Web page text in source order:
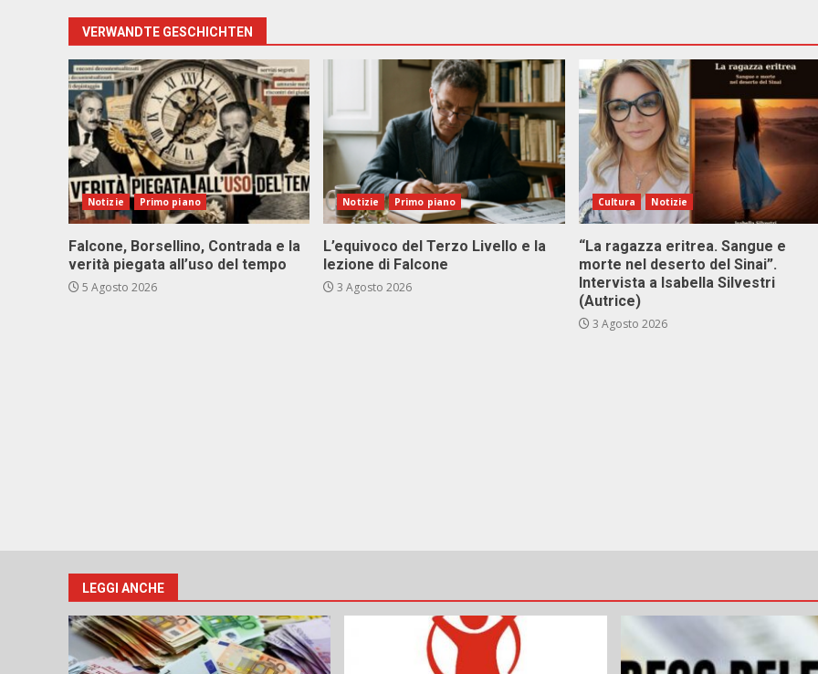
VERWANDTE GESCHICHTEN
Notizie Primo piano
Falcone, Borsellino, Contrada e la
verità piegata all’uso del tempo
5 Agosto 2026
Notizie Primo piano
L’equivoco del Terzo Livello e la
lezione di Falcone
3 Agosto 2026
Cultura Notizie
“La ragazza eritrea. Sangue e
morte nel deserto del Sinai”.
Intervista a Isabella Silvestri
(Autrice)
3 Agosto 2026
LEGGI ANCHE